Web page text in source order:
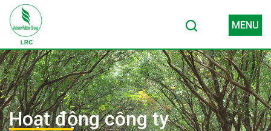
MENU
Hoạt động công ty